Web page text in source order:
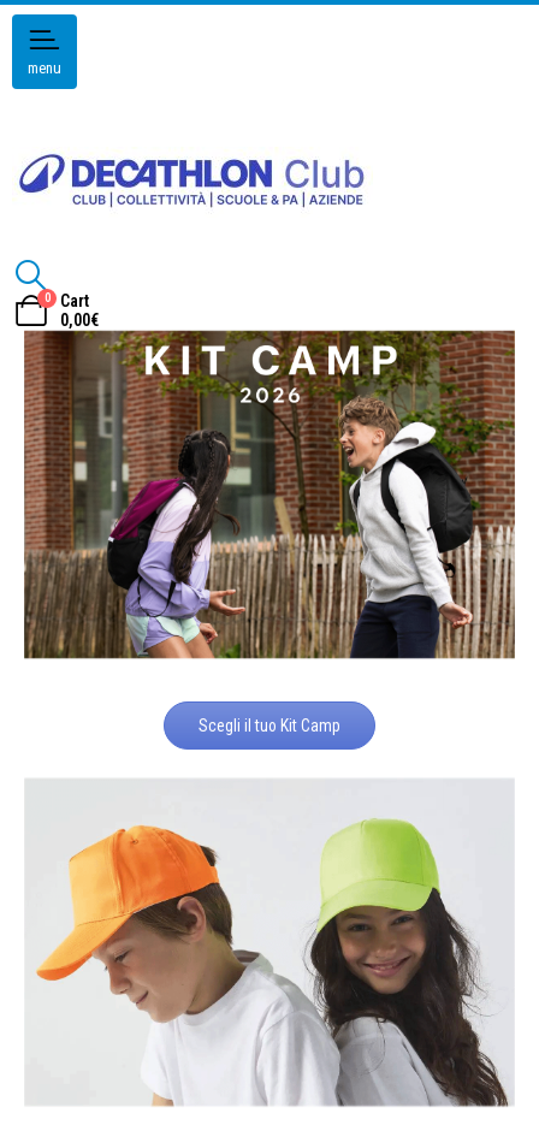
menu
0
Cart
0,00€
Scegli il tuo Kit Camp